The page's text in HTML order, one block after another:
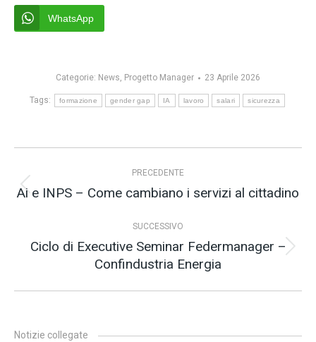
WhatsApp
Categorie: News, Progetto Manager 23 Aprile 2026
Tags: formazione gender gap IA lavoro salari sicurezza
tra
i
PRECEDENTE
Post
Ai e INPS – Come cambiano i servizi al cittadino
SUCCESSIVO
Prossimo
post:
Ciclo di Executive Seminar Federmanager –
Confindustria Energia
Notizie collegate